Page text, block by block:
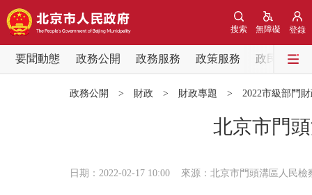
登錄
無障礙
搜索
要聞動態 政務公開 政務服務 政策服務
政民互動
政務公開 > 財政 > 財政專題 > 2022市級部門
北京市門
日期：2022-02-17 10:00 來源：北京市門頭溝區人民檢